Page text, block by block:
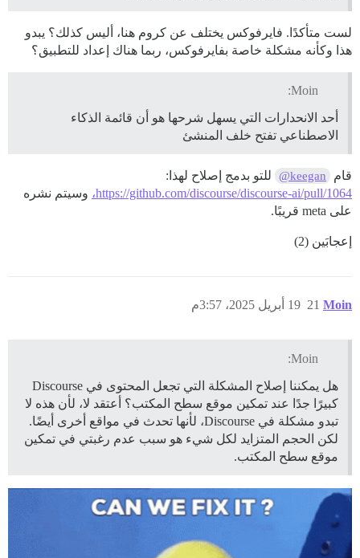
لست متأكدًا. فايرفوكس يختلف عن كروم هنا، أليس كذلك؟ يبدو
هذا وكأنه مشكلة خاصة بفايرفوكس، ربما هناك إعداد للتطبيق؟
Moin:
أحد الانحدارات التي يسهل شرحها هو أن قائمة الذكاء
الاصطناعي تفتح خلف المنشئ
قام @keegan
للتو بدمج إصلاح لهذا:
https://github.com/discourse/discourse-ai/pull/1064، وسيتم نشره
على meta قريبًا.
إعجابَين (2)
Moin 19 أبريل 2025، 3:57م 21
Moin:
هل يمكننا إصلاح المشكلة التي تجعل المحتوى في Discourse
كبيرًا جدًا عند تمكين موقع سطح المكتب؟ أعتقد لا، لأن هذه لا
تبدو مشكلة في Discourse، لأنها تحدث في مواقع أخرى أيضًا.
لكن الحجم المتزايد لكل شيء هو سبب عدم رغبتي في تمكين
موقع سطح المكتب.